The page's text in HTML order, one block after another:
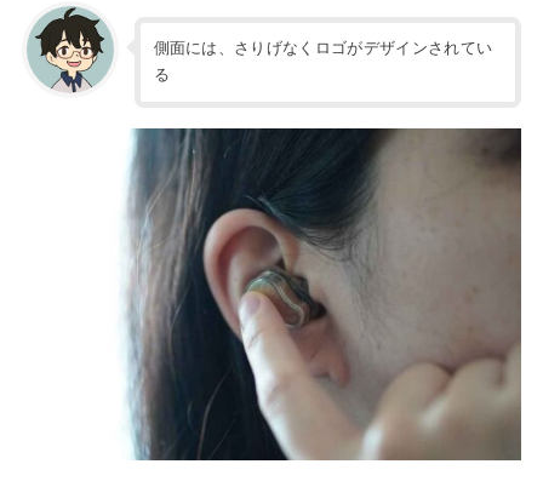
側面には、さりげなくロゴがデザインされてい
る